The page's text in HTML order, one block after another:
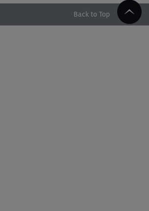
Back to Top